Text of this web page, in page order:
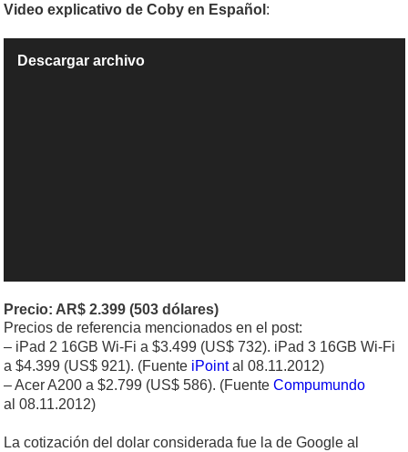
Video explicativo de Coby en Español :
deDescargar archivo
Precio: AR$ 2.399 (503 dólares)
Precios de referencia mencionados en el post:
– iPad 2 16GB Wi-Fi a $3.499 (US$ 732). iPad 3 16GB Wi-Fi
a $4.399 (US$ 921). (Fuente iPointal 08.11.2012)
– Acer A200 a $2.799 (US$ 586). (Fuente Compumundo
al 08.11.2012)
La cotización del dolar considerada fue la de Google al